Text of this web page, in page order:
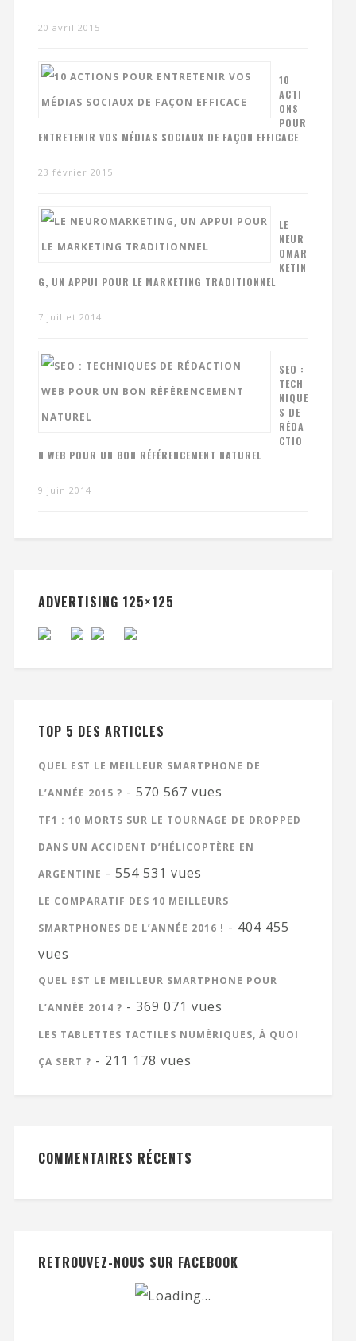
20 avril 2015
10
ACTI
ONS
POUR
ENTRETENIR VOS MÉDIAS SOCIAUX DE FAÇON EFFICACE
23 février 2015
LE
NEUR
OMAR
KETIN
G, UN APPUI POUR LE MARKETING TRADITIONNEL
7 juillet 2014
SEO :
TECH
NIQUE
S DE
RÉDA
CTIO
N WEB POUR UN BON RÉFÉRENCEMENT NATUREL
9 juin 2014
ADVERTISING 125×125
TOP 5 DES ARTICLES
QUEL EST LE MEILLEUR SMARTPHONE DE
L’ANNÉE 2015 ? - 570 567 vues
TF1 : 10 MORTS SUR LE TOURNAGE DE DROPPED
DANS UN ACCIDENT D’HÉLICOPTÈRE EN
ARGENTINE - 554 531 vues
LE COMPARATIF DES 10 MEILLEURS
SMARTPHONES DE L’ANNÉE 2016 ! - 404 455
vues
QUEL EST LE MEILLEUR SMARTPHONE POUR
L’ANNÉE 2014 ? - 369 071 vues
LES TABLETTES TACTILES NUMÉRIQUES, À QUOI
ÇA SERT ? - 211 178 vues
COMMENTAIRES RÉCENTS
RETROUVEZ-NOUS SUR FACEBOOK